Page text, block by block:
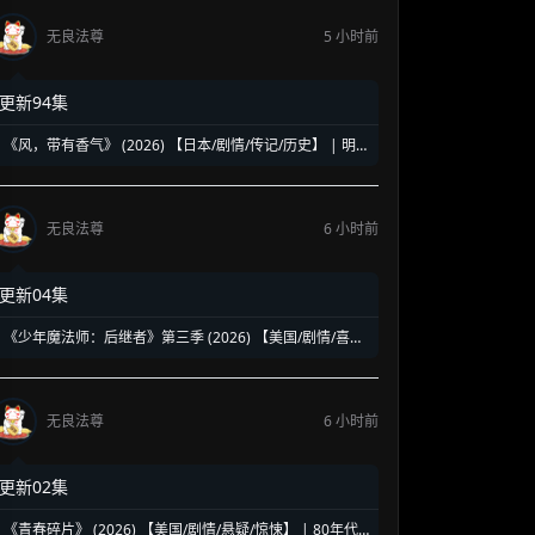
无良法尊 5 小时前
更新94集
《风，带有香气》 (2026) 【日本/剧情/传记/历史】 | 明
醒之路
无良法尊
6 小时前
更新04集
《少年魔法师：后继者》第三季 (2026) 【美国/剧情/喜剧/
拯救家族
无良法尊
6 小时前
更新02集
《青春碎片》 (2026) 【美国/剧情/悬疑/惊悚】 | 80年代